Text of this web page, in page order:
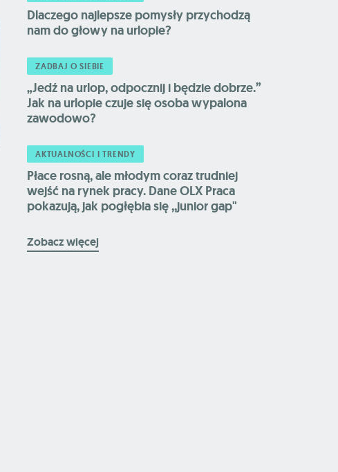
Dlaczego najlepsze pomysły przychodzą
nam do głowy na urlopie?
ZADBAJ O SIEBIE
„Jedź na urlop, odpocznij i będzie dobrze.”
Jak na urlopie czuje się osoba wypalona
zawodowo?
AKTUALNOŚCI I TRENDY
Płace rosną, ale młodym coraz trudniej
wejść na rynek pracy. Dane OLX Praca
pokazują, jak pogłębia się ,,junior gap"
Zobacz więcej